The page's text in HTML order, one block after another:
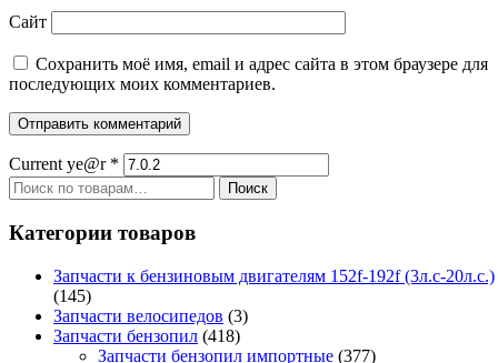
Сайт
Сохранить моё имя, email и адрес сайта в этом браузере для
последующих моих комментариев.
Current ye@r *
Искать:
Поиск
Категории товаров
Запчасти к бензиновым двигателям 152f-192f (3л.с-20л.с.)
(145)
Запчасти велосипедов (3)
Запчасти бензопил (418)
Запчасти бензопил импортные (377)